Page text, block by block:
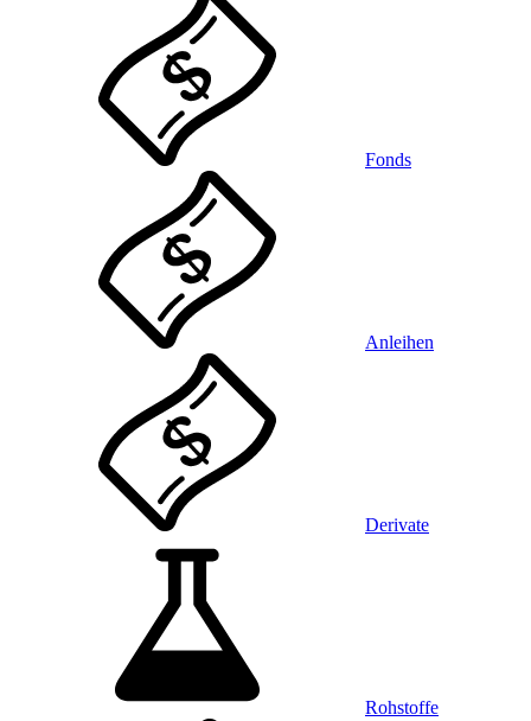
Fonds
Anleihen
Derivate
Rohstoffe